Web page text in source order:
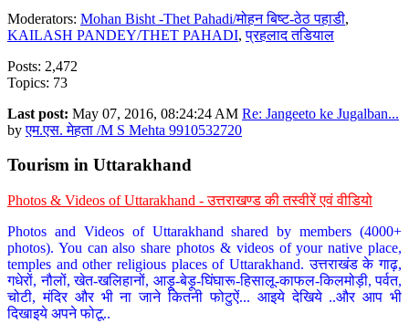
Moderators: Mohan Bisht -Thet Pahadi/मोहन बिष्ट-ठेठ पहाडी,
KAILASH PANDEY/THET PAHADI,प्रहलाद तडियाल
Posts: 2,472
Topics: 73
Last post: May 07, 2016, 08:24:24 AM Re: Jangeeto ke Jugalban...
byएम.एस. मेहता /M S Mehta 9910532720
Tourism in Uttarakhand
Photos & Videos of Uttarakhand - उत्तराखण्ड की तस्वीरें एवं वीडियो
Photos and Videos of Uttarakhand shared by members (4000+
photos). You can also share photos & videos of your native place,
temples and other religious places of Uttarakhand. उत्तराखंड के गाढ़,
गधेरों, नौलों, खेत-खलिहानों, आड़ू-बेड़ू-घिंघारू-हिसालू-काफल-किलमोड़ी, पर्वत,
चोटी, मंदिर और भी ना जाने कितनी फोटुऐं... आइये देखिये ..और आप भी
दिखाइये अपने फोटू..